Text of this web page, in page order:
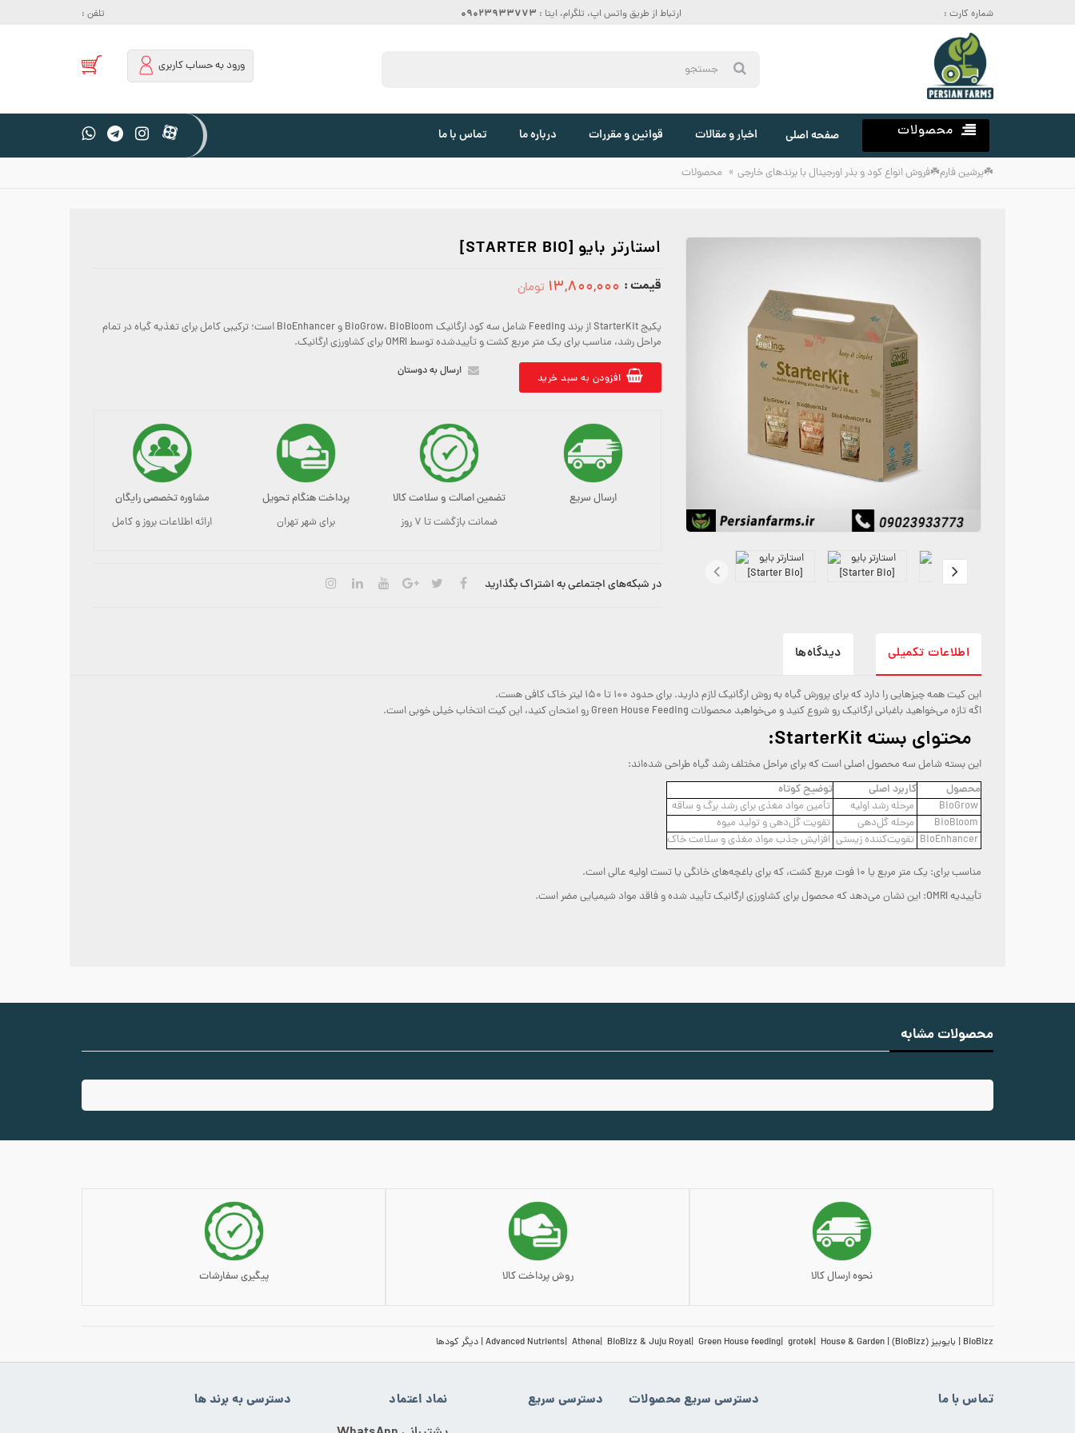
شماره کارت : ارتباط از طریق واتس اپ، تلگرام، ایتا : 09023933773 تلفن :
ورود به حساب کاربری
محصولات صفحه اصلی اخبار و مقالات قوانین و مقررات درباره ما تماس با ما
☘️پرشین فارم☘️فروش انواع کود و بذر اورجینال با برندهای خارجی » محصولات
استارتر بایو [STARTER BIO]
قیمت : ۱۳,۸۰۰,۰۰۰ تومان
پکیج StarterKit از برند Feeding شامل سه کود ارگانیک BioGrow، BioBloom و BioEnhancer است؛ ترکیبی کامل برای تغذیه گیاه در تمام
مراحل رشد، مناسب برای یک متر مربع کشت و تأییدشده توسط OMRI برای کشاورزی ارگانیک.
افزودن به سبد خرید
ارسال به دوستان
ارسال سریع تضمین اصالت و سلامت کالا
ضمانت بازگشت تا ۷ روز
پرداخت هنگام تحویل
برای شهر تهران
مشاوره تخصصی رایگان
ارائه اطلاعات بروز و کامل
در شبکه‌های اجتماعی به اشتراک بگذارید
اطلاعات تکمیلی دیدگاه‌ها
این کیت همه چیزهایی را دارد که برای پرورش گیاه به روش ارگانیک لازم دارید. برای حدود ۱۰۰ تا ۱۵۰ لیتر خاک کافی هست.
اگه تازه می‌خواهید باغبانی ارگانیک رو شروع کنید و می‌خواهبد محصولات Green House Feeding رو امتحان کنید، این کیت انتخاب خیلی خوبی است.
محتوای بسته StarterKit :
این بسته شامل سه محصول اصلی است که برای مراحل مختلف رشد گیاه طراحی شده‌اند:
محصول کاربرد اصلی توضیح کوتاه
مرحله رشد اولیه
تأمین مواد مغذی برای رشد برگ و ساقه
مرحله گل‌دهی
تقویت گل‌دهی و تولید میوه
تقویت‌کننده زیستی افزایش جذب مواد مغذی و سلامت خاک
مناسب برای: یک متر مربع یا ۱۰ فوت مربع کشت، که برای باغچه‌های خانگی یا تست اولیه عالی است.
تأییدیه OMRI: این نشان می‌دهد که محصول برای کشاورزی ارگانیک تأیید شده و فاقد مواد شیمیایی مضر است.
محصولات مشابه
نحوه ارسال کالا روش پرداخت کالا پیگیری سفارشات
BioBizz بایوبیز (BioBizz) Advanced Nutrients Athena BioBizz & Juju Royal Green House feeding grotek House & Garden دیگر کودها
تماس با ما دسترسی سریع محصولات دسترسی سریع
نماد اعتماد
دسترسی به برند ها